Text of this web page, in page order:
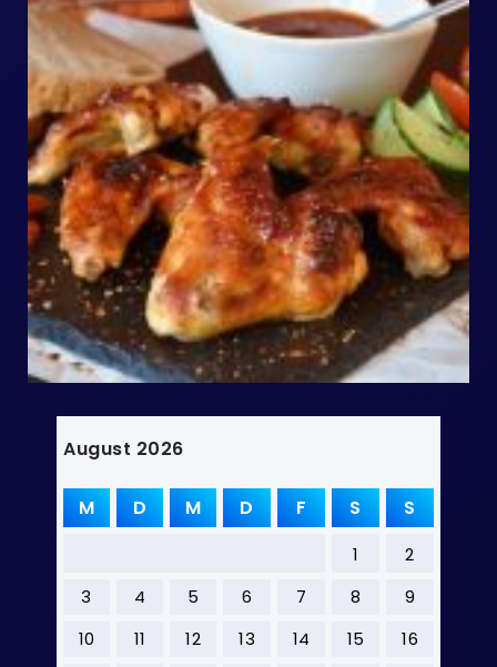
August 2026
M D M D F S S
1
2
3
4 5 6 7 8
9
10
11 12 13 14 15
16